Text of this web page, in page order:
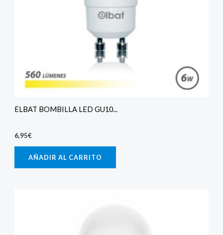
ELBAT BOMBILLA LED GU10...
6,95€
AÑADIR AL CARRITO